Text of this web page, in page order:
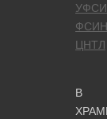
ФСИН
ЦНТЛ
В